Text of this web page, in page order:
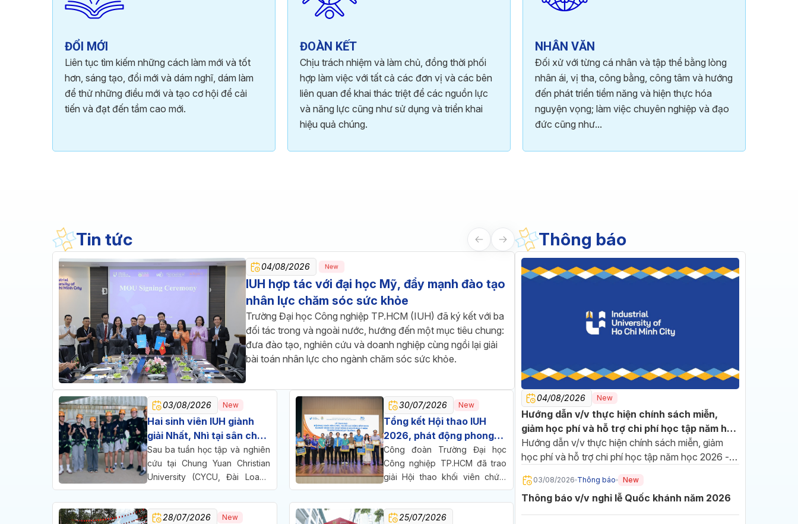
ĐỔI MỚI
Liên tục tìm kiếm những cách làm mới và tốt
hơn, sáng tạo, đổi mới và dám nghĩ, dám làm
để thử những điều mới và tạo cơ hội để cải
tiến và đạt đến tầm cao mới.
ĐOÀN KẾT
Chịu trách nhiệm và làm chủ, đồng thời phối
hợp làm việc với tất cả các đơn vị và các bên
liên quan để khai thác triệt để các nguồn lực
và năng lực cũng như sử dụng và triển khai
hiệu quả chúng.
NHÂN VĂN
Đối xử với từng cá nhân và tập thể bằng lòng
nhân ái, vị tha, công bằng, công tâm và hướng
đến phát triển tiềm năng và hiện thực hóa
nguyện vọng; làm việc chuyên nghiệp và đạo
đức cũng như...
Tin tức
04/08/2026 New
IUH hợp tác với đại học Mỹ, đẩy mạnh đào tạo
nhân lực chăm sóc sức khỏe
Trường Đại học Công nghiệp TP.HCM (IUH) đã ký kết với ba
đối tác trong và ngoài nước, hướng đến một mục tiêu chung:
đưa đào tạo, nghiên cứu và doanh nghiệp cùng ngồi lại giải
bài toán nhân lực cho ngành chăm sóc sức khỏe.
03/08/2026 New
Hai sinh viên IUH giành
giải Nhất, Nhì tại sân chơi
nghiên cứu quốc tế ở Đài
Loan
Sau ba tuần học tập và nghiên
cứu tại Chung Yuan Christian
University (CYCU, Đài Loan),
hai sinh viên Trường Đại học
Công nghiệp TP.HCM (IUH) đã
cùng bước lên bục vinh danh
30/07/2026 New
Tổng kết Hội thao IUH
2026, phát động phong
trào thi đua chào mừng
70 năm thành lập trường
Công đoàn Trường Đại học
Công nghiệp TP.HCM đã trao
giải Hội thao khối viên chức,
người lao động năm 2026,
đồng thời phát động phong
trào thi đua chào mừng 70 năm
28/07/2026 New 25/07/2026
Đảng bộ IUH sơ kết 6
tháng đầu năm, phát động
thi đua hoàn thành nhiệm
vụ năm 2026
Hướng đến cột mốc 70 năm
xây dựng và phát triển, Đảng
bộ Trường Đại học Công
nghiệp TP.HCM (IUH) tiếp tục
đổi mới phương thức lãnh đạo,
phát huy tinh thần đoàn kết để
10/07/2026
Thông báo
04/08/2026 New
Hướng dẫn v/v thực hiện chính sách miễn,
giảm học phí và hỗ trợ chi phí học tập năm học
2026 - 2027
Hướng dẫn v/v thực hiện chính sách miễn, giảm
học phí và hỗ trợ chi phí học tập năm học 2026 -
03/08/2026 Thông báo New
Thông báo v/v nghỉ lễ Quốc khánh năm 2026